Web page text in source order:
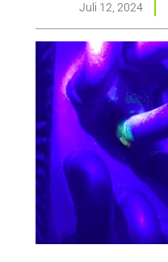
Juli 12, 2024